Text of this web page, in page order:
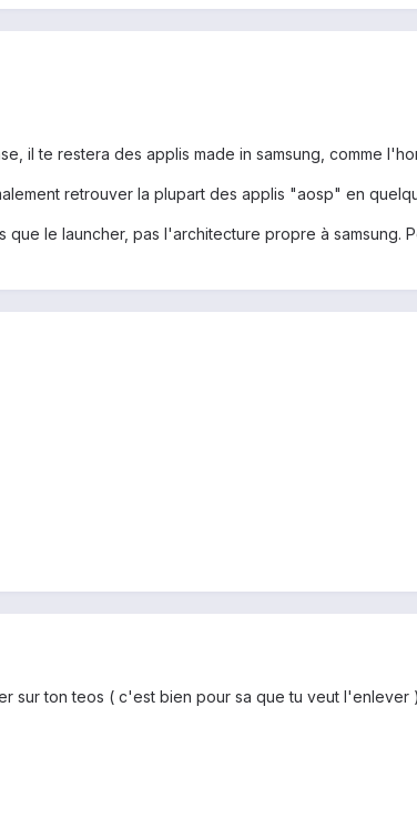
il te restera des applis made in samsung, comme
retrouver la plupart des applis "aosp" en
que le launcher, pas l'architecture propre à samsung.
sur ton teos ( c'est bien pour sa que tu veut l'enlever )